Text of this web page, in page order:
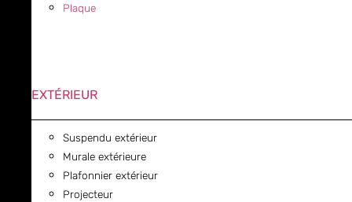
Plaque
EXTÉRIEUR
Suspendu extérieur
Murale extérieure
Plafonnier extérieur
Projecteur